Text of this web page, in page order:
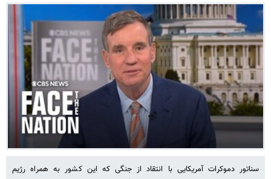
سناتور دموکرات آمریکایی با انتقاد از جنگی که این کشور به همراه رژیم